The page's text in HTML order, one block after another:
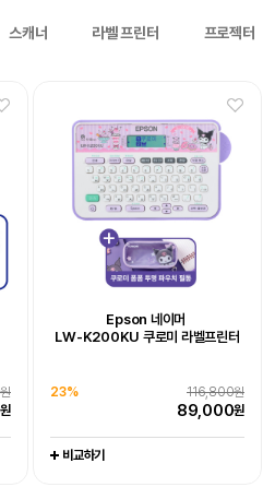
스캐너 라벨 프린터 프로젝터
원
Epson 네이머
LW-K200KU 쿠로미 라벨프린터
116,800원
23%
89,000원
비교하기
원
Epson EcoTank Pro
팩스 복합기 L15150
1,065,000원
1%
1,044,000원
비교하기
원
Epson WorkForce DS-785W
519,000원
비교하기
Epson 네이머
LW-H200RK 리락쿠마 라벨프린터
111,000원
88,600원
비교하기
원
[잇섭 Pick] 엡손 라이프스튜디오
빔프로젝터 (EF-72)
1,649,000원